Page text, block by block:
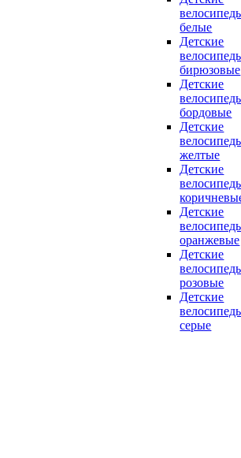
белые
Детские
бирюзовые
Детские
бордовые
Детские
желтые
Детские
Детские
оранжевые
Детские
розовые
Детские
серые